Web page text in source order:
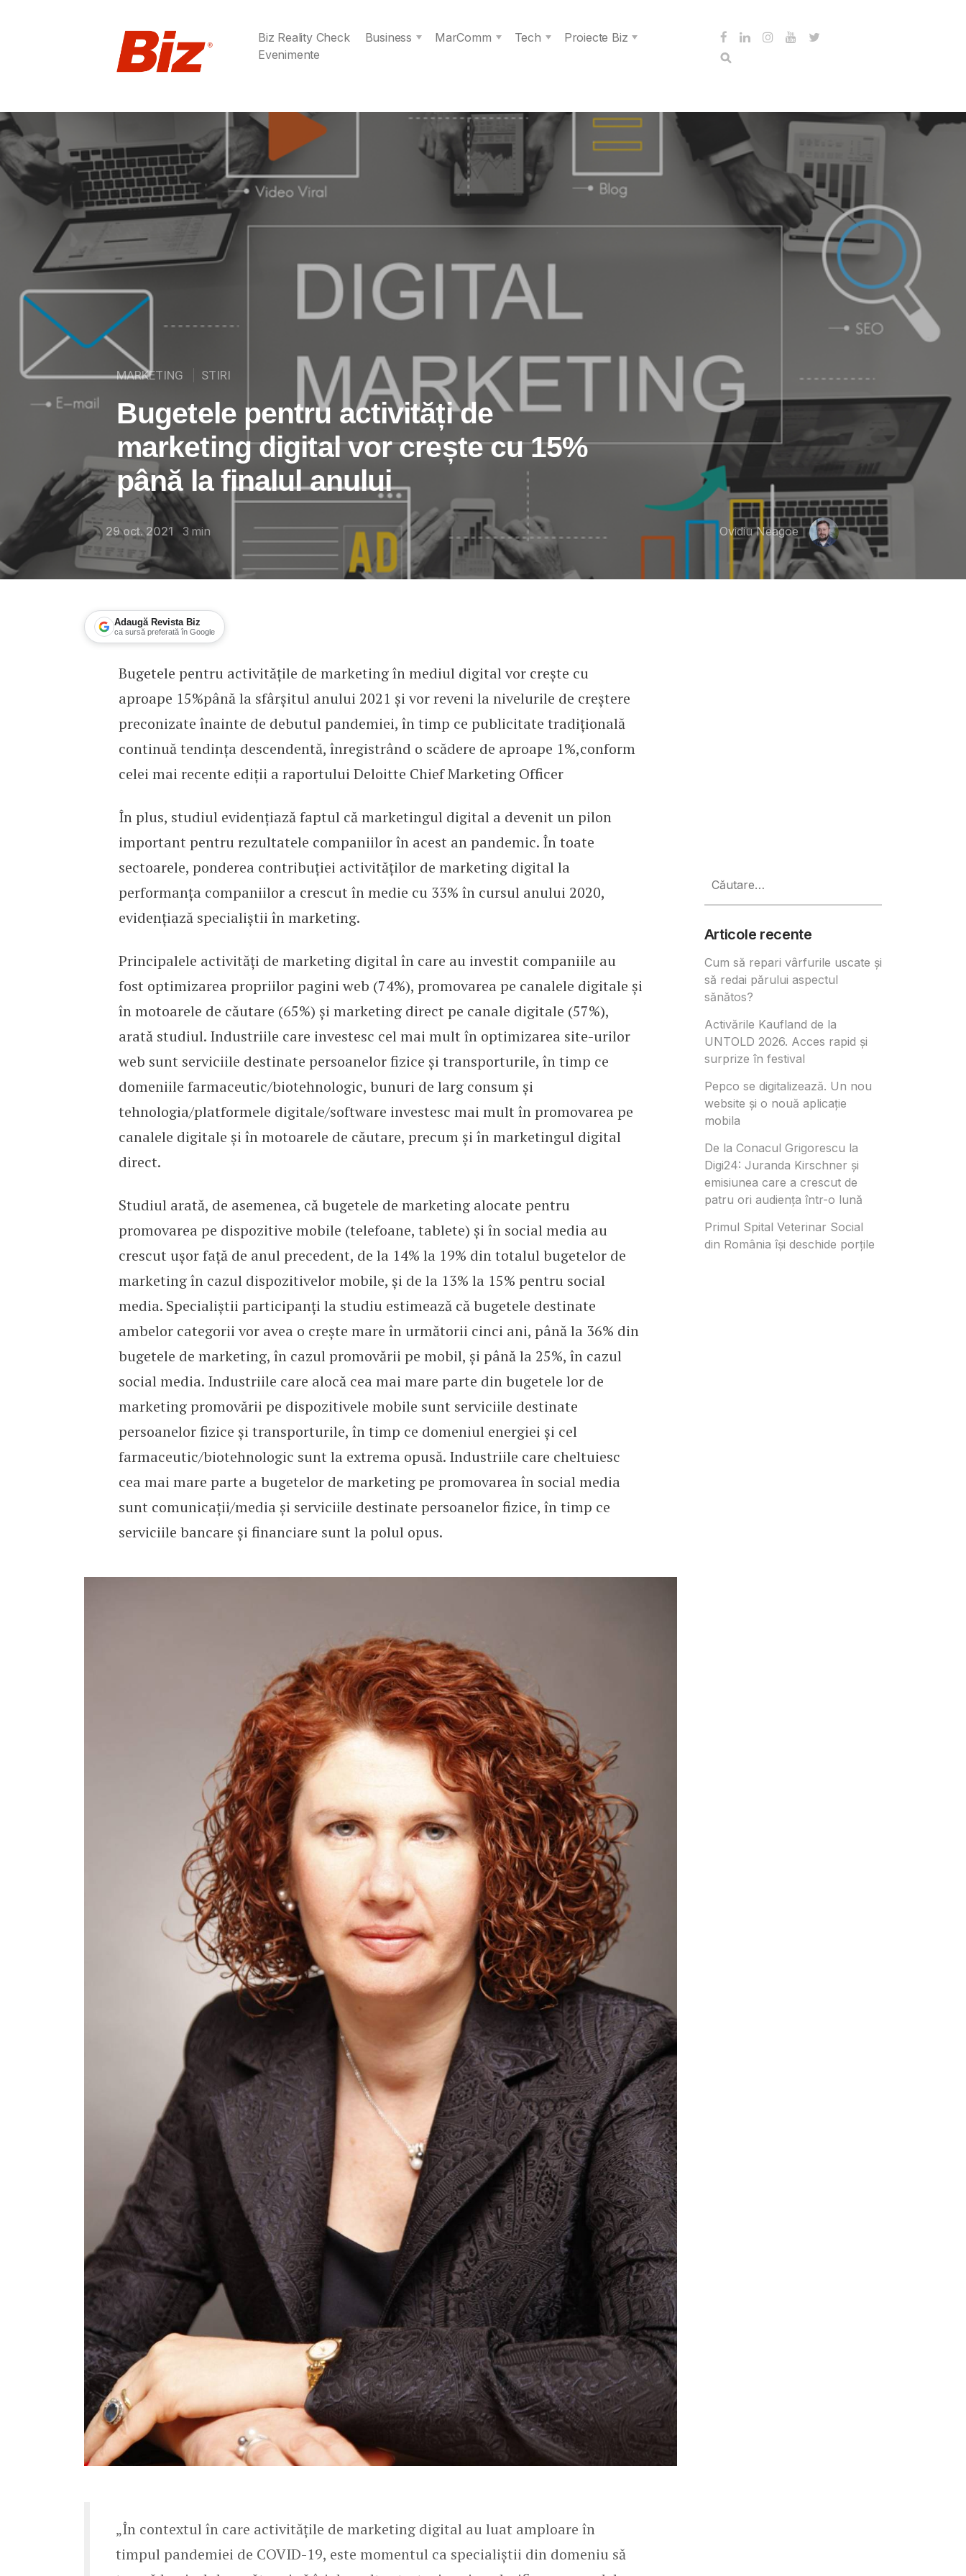
Biz Reality Check Business MarComm Tech
Proiecte Biz
Evenimente
MARKETING STIRI
Bugetele pentru activități de
marketing digital vor crește cu 15%
până la finalul anului
29 oct. 2021 3 min Ovidiu Neagoe
Adaugă Revista Biz
ca sursă preferată în Google
Bugetele pentru activități de marketing digital vor crește cu 15% până la finalul anului
Bugetele pentru activitățile de marketing în mediul digital vor crește cu
aproape 15%până la sfârșitul anului 2021 și vor reveni la nivelurile de creștere
preconizate înainte de debutul pandemiei, în timp ce publicitate tradițională
continuă tendința descendentă, înregistrând o scădere de aproape 1%,conform
celei mai recente ediții a raportului Deloitte Chief Marketing Officer
În plus, studiul evidențiază faptul că marketingul digital a devenit un pilon
important pentru rezultatele companiilor în acest an pandemic. În toate
sectoarele, ponderea contribuției activităților de marketing digital la
performanța companiilor a crescut în medie cu 33% în cursul anului 2020,
evidențiază specialiștii în marketing.
Principalele activități de marketing digital în care au investit companiile au
fost optimizarea propriilor pagini web (74%), promovarea pe canalele digitale și
în motoarele de căutare (65%) și marketing direct pe canale digitale (57%),
arată studiul. Industriile care investesc cel mai mult în optimizarea site-urilor
web sunt serviciile destinate persoanelor fizice și transporturile, în timp ce
domeniile farmaceutic/biotehnologic, bunuri de larg consum și
tehnologia/platformele digitale/software investesc mai mult în promovarea pe
canalele digitale și în motoarele de căutare, precum și în marketingul digital
direct.
Studiul arată, de asemenea, că bugetele de marketing alocate pentru
promovarea pe dispozitive mobile (telefoane, tablete) și în social media au
crescut ușor față de anul precedent, de la 14% la 19% din totalul bugetelor de
marketing în cazul dispozitivelor mobile, și de la 13% la 15% pentru social
media. Specialiștii participanți la studiu estimează că bugetele destinate
ambelor categorii vor avea o crește mare în următorii cinci ani, până la 36% din
bugetele de marketing, în cazul promovării pe mobil, și până la 25%, în cazul
social media. Industriile care alocă cea mai mare parte din bugetele lor de
marketing promovării pe dispozitivele mobile sunt serviciile destinate
persoanelor fizice și transporturile, în timp ce domeniul energiei și cel
farmaceutic/biotehnologic sunt la extrema opusă. Industriile care cheltuiesc
cea mai mare parte a bugetelor de marketing pe promovarea în social media
sunt comunicații/media și serviciile destinate persoanelor fizice, în timp ce
serviciile bancare și financiare sunt la polul opus.
„În contextul în care activitățile de marketing digital au luat amploare în
timpul pandemiei de COVID-19, este momentul ca specialiștii din domeniu să
după:
Articole recente
Cum să repari vârfurile uscate și
să redai părului aspectul
sănătos?
Activările Kaufland de la
UNTOLD 2026. Acces rapid și
surprize în festival
Pepco se digitalizează. Un nou
website și o nouă aplicație
mobila
De la Conacul Grigorescu la
Digi24: Juranda Kirschner și
emisiunea care a crescut de
patru ori audiența într-o lună
Primul Spital Veterinar Social
din România își deschide porțile